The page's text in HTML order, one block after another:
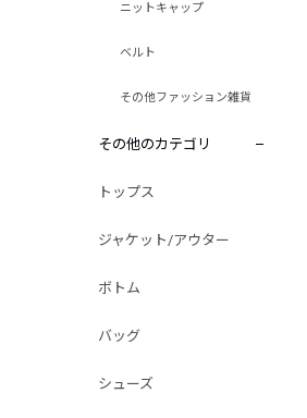
ニットキャップ
ベルト
その他ファッション雑貨
その他のカテゴリ
トップス
ジャケット/アウター
ボトム
バッグ
シューズ